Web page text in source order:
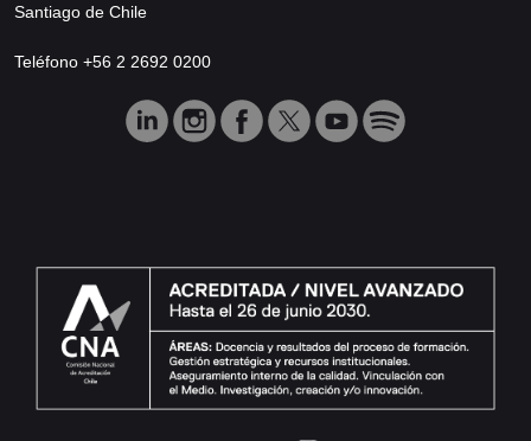
Santiago de Chile
Teléfono +56 2 2692 0200